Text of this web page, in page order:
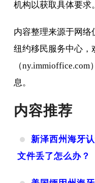
机构以获取具体要求。
内容整理来源于网络
纽约移民服务中心，
（
息。
内容推荐
新泽西州海牙
文件丢了怎么办？